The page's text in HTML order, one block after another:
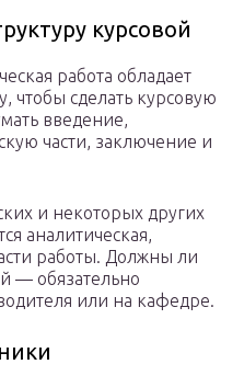
курсовой
работа обладает
чтобы сделать курсовую
введение,
части, заключение и
и некоторых других
аналитическая,
работы. Должны ли
— обязательно
или на кафедре.